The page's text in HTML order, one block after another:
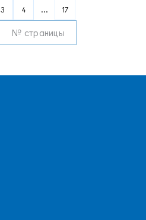
3 4 ... 17